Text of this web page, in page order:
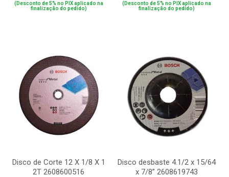
(Desconto de 5% no PIX aplicado na
finalização do pedido)
(Desconto de 5% no PIX aplicado na
finalização do pedido)
Disco de Corte 12 X 1/8 X 1
2T 2608600516
Disco desbaste 4.1/2 x 15/64
x 7/8” 2608619743